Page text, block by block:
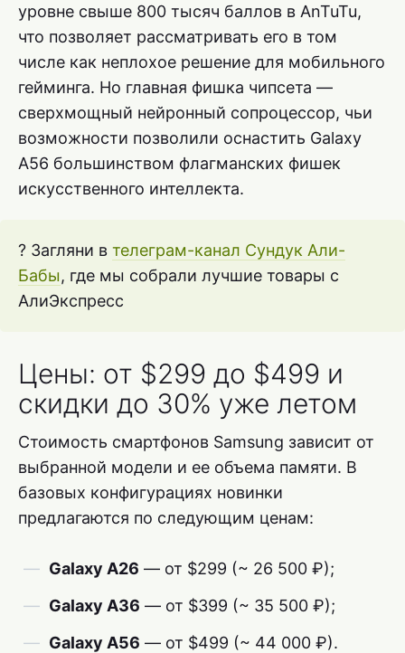
уровне свыше 800 тысяч баллов в AnTuTu,
что позволяет рассматривать его в том
числе как неплохое решение для мобильного
гейминга. Но главная фишка чипсета —
сверхмощный нейронный сопроцессор, чьи
возможности позволили оснастить Galaxy
A56 большинством флагманских фишек
искусственного интеллекта.
? Загляни в телеграм-канал Сундук Али-
Бабы, где мы собрали лучшие товары с
АлиЭкспресс
Цены: от $299 до $499 и
скидки до 30% уже летом
Стоимость смартфонов Samsung зависит от
выбранной модели и ее объема памяти. В
базовых конфигурациях новинки
предлагаются по следующим ценам:
Galaxy A26 — от $299 (~ 26 500 ₽);
Galaxy A36 — от $399 (~ 35 500 ₽);
Galaxy A56 — от $499 (~ 44 000 ₽).